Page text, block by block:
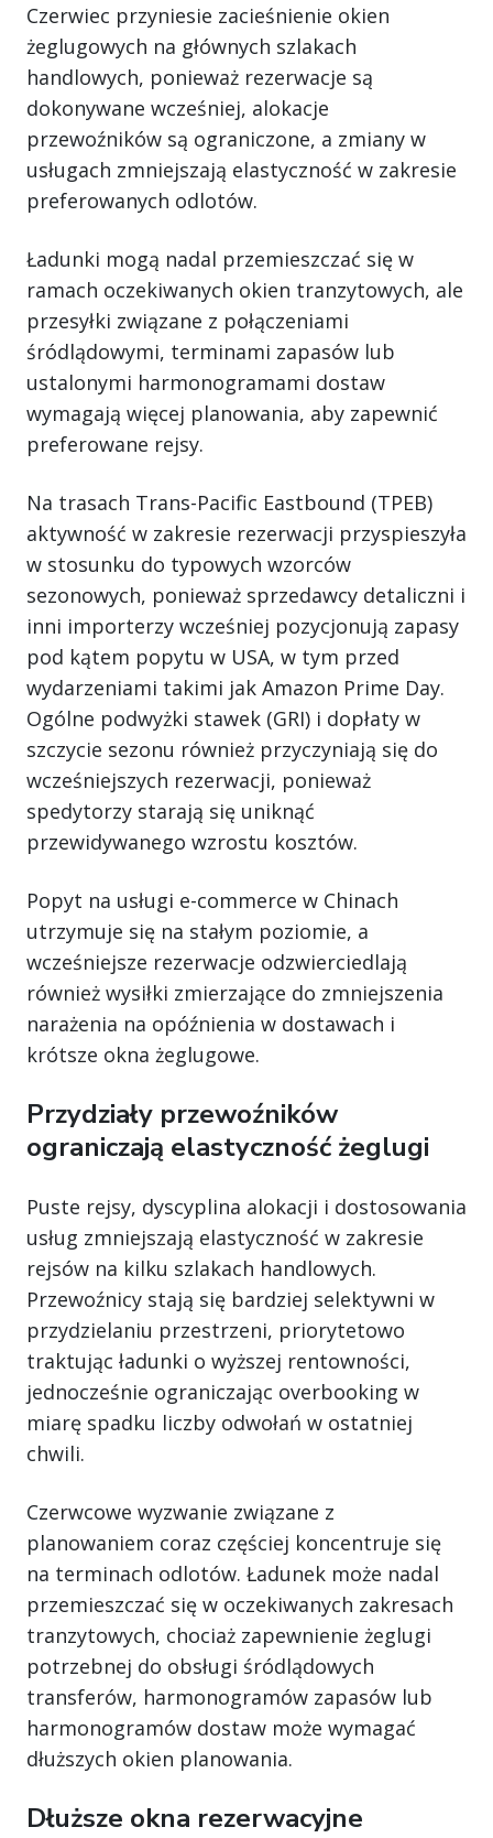
Czerwiec przyniesie zacieśnienie okien
żeglugowych na głównych szlakach
handlowych, ponieważ rezerwacje są
dokonywane wcześniej, alokacje
przewoźników są ograniczone, a zmiany w
usługach zmniejszają elastyczność w zakresie
preferowanych odlotów.
Ładunki mogą nadal przemieszczać się w
ramach oczekiwanych okien tranzytowych, ale
przesyłki związane z połączeniami
śródlądowymi, terminami zapasów lub
ustalonymi harmonogramami dostaw
wymagają więcej planowania, aby zapewnić
preferowane rejsy.
Na trasach Trans-Pacific Eastbound (TPEB)
aktywność w zakresie rezerwacji przyspieszyła
w stosunku do typowych wzorców
sezonowych, ponieważ sprzedawcy detaliczni i
inni importerzy wcześniej pozycjonują zapasy
pod kątem popytu w USA, w tym przed
wydarzeniami takimi jak Amazon Prime Day.
Ogólne podwyżki stawek (GRI) i dopłaty w
szczycie sezonu również przyczyniają się do
wcześniejszych rezerwacji, ponieważ
spedytorzy starają się uniknąć
przewidywanego wzrostu kosztów.
Popyt na usługi e-commerce w Chinach
utrzymuje się na stałym poziomie, a
wcześniejsze rezerwacje odzwierciedlają
również wysiłki zmierzające do zmniejszenia
narażenia na opóźnienia w dostawach i
krótsze okna żeglugowe.
Przydziały przewoźników
ograniczają elastyczność żeglugi
Puste rejsy, dyscyplina alokacji i dostosowania
usług zmniejszają elastyczność w zakresie
rejsów na kilku szlakach handlowych.
Przewoźnicy stają się bardziej selektywni w
przydzielaniu przestrzeni, priorytetowo
traktując ładunki o wyższej rentowności,
jednocześnie ograniczając overbooking w
miarę spadku liczby odwołań w ostatniej
chwili.
Czerwcowe wyzwanie związane z
planowaniem coraz częściej koncentruje się
na terminach odlotów. Ładunek może nadal
przemieszczać się w oczekiwanych zakresach
tranzytowych, chociaż zapewnienie żeglugi
potrzebnej do obsługi śródlądowych
transferów, harmonogramów zapasów lub
harmonogramów dostaw może wymagać
dłuższych okien planowania.
Dłuższe okna rezerwacyjne